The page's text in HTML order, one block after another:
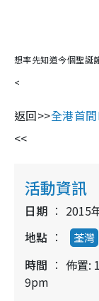
想率先知道今個聖誕
<
返回>>全港首
<<
活動資訊
日期
2015
地點
荃灣
時間
佈置:
9pm